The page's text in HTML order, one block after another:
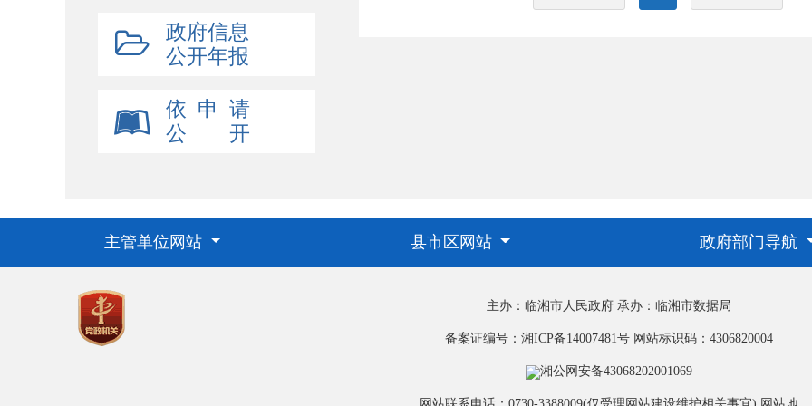
政府信息
公开年报
依 申 请
公 开
主管单位网站 县市区网站 政府部门导航
主办：临湘市人民政府 承办：临湘市数据局
备案证编号：湘ICP备14007481号 网站标识码：4306820004
湘公网安备43068202001069